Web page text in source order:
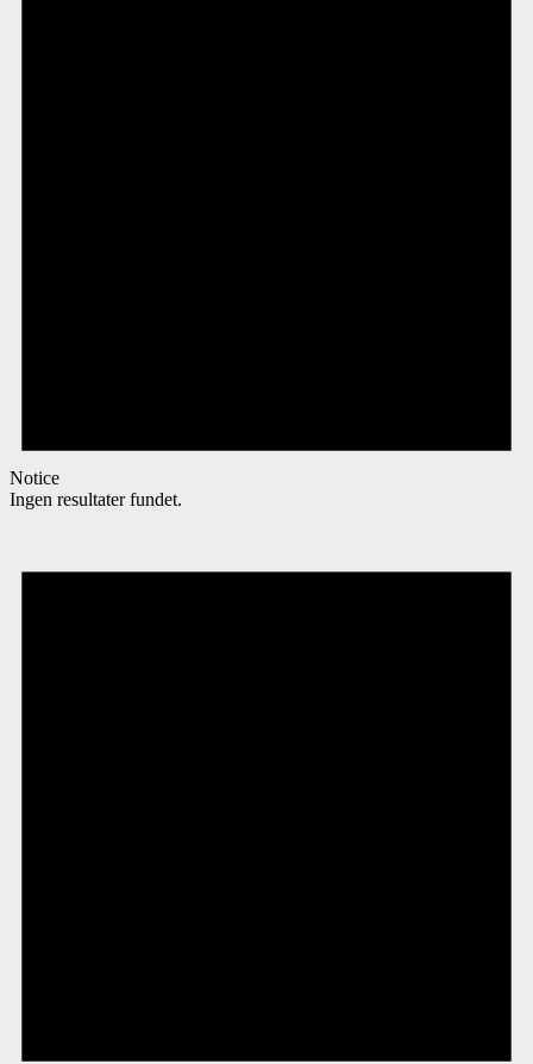
Notice
Ingen resultater fundet.